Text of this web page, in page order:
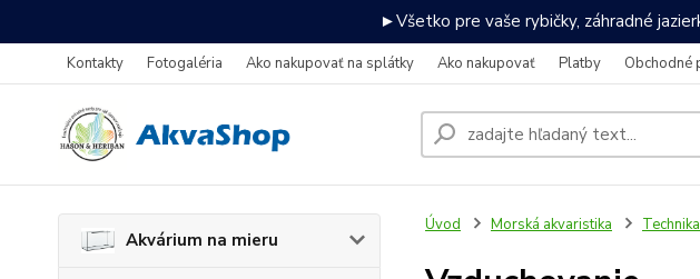
►Všetko pre vaše rybičky, záhradné
Kontakty Fotogaléria Ako nakupovať na splátky Ako nakupovať Platby Obchodné
Akvárium na mieru
Úvod Morská akvaristika